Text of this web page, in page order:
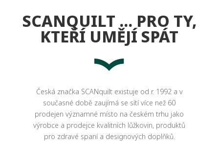
SCANQUILT ... PRO TY,
KTEŘÍ UMĚJÍ SPÁT
Česká značka SCANquilt existuje od r. 1992 a v
současné době zaujímá se sítí více než 60
prodejen významné místo na českém trhu jako
výrobce a prodejce kvalitních lůžkovin, produktů
pro zdravé spaní a designových doplňků.